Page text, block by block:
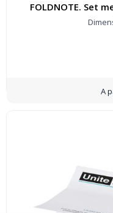
FOLDNOTE. Set